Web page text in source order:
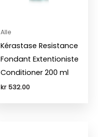
Alle
Kérastase Resistance
Fondant Extentioniste
Conditioner 200 ml
kr532.00